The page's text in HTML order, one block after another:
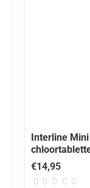
Interline
€14,95